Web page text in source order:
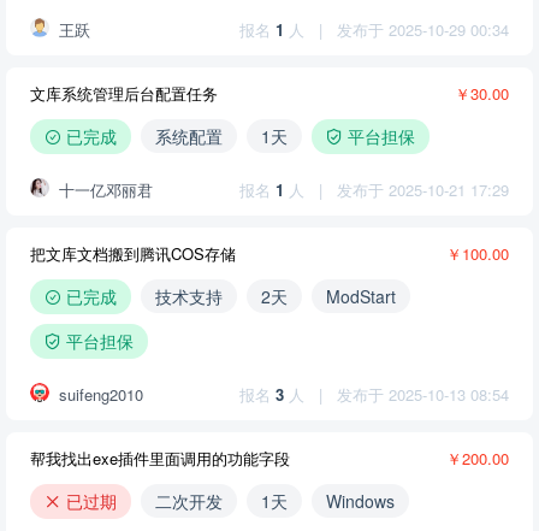
王跃 报名 1 人 | 发布于 2025-10-29 00:34
文库系统管理后台配置任务 ￥30.00
已完成 系统配置 1天 平台担保
十一亿邓丽君 报名 1 人 | 发布于 2025-10-21 17:29
把文库文档搬到腾讯COS存储 ￥100.00
已完成 技术支持 2天
ModStart
平台担保
suifeng2010 报名 3 人 | 发布于 2025-10-13 08:54
帮我找出exe插件里面调用的功能字段 ￥200.00
已过期 二次开发 1天 Windows